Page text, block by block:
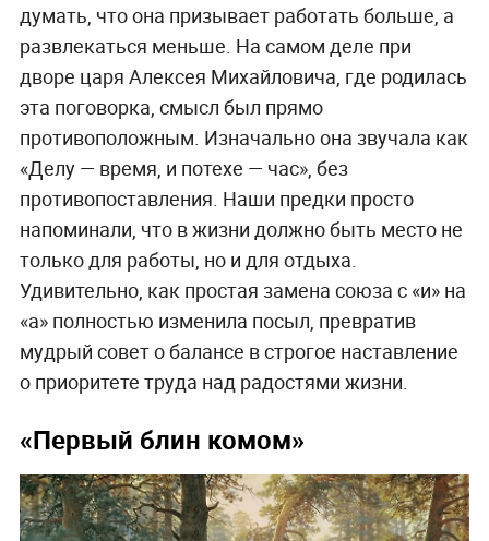
думать, что она призывает работать больше, а
развлекаться меньше. На самом деле при
дворе царя Алексея Михайловича, где родилась
эта поговорка, смысл был прямо
противоположным. Изначально она звучала как
«Делу — время, и потехе — час», без
противопоставления. Наши предки просто
напоминали, что в жизни должно быть место не
только для работы, но и для отдыха.
Удивительно, как простая замена союза с «и» на
«а» полностью изменила посыл, превратив
мудрый совет о балансе в строгое наставление
о приоритете труда над радостями жизни.
«Первый блин комом»